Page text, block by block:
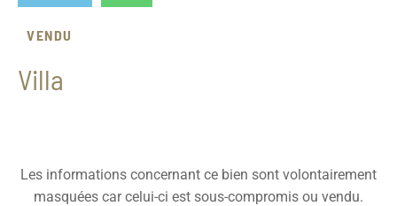
VENDU
Villa
Les informations concernant ce bien sont volontairement
masquées car celui-ci est sous-compromis ou vendu.